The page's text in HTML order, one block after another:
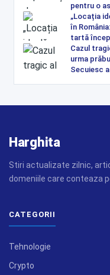
pentru o
„Locația
în
tartă
Cazul
urma
Secuiesc
Harghita
Stiri actualizate zilnic,
domeniile care conteaza
CATEGORII
Tehnologie
Crypto